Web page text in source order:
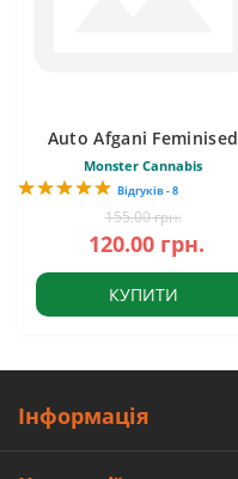
Auto Afgani Feminised
Monster Cannabis
Відгуків - 8
155.00 грн.
120.00 грн.
КУПИТИ
Інформація